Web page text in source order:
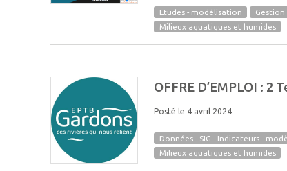
Etudes - modélisation
Milieux aquatiques et humides
OFFRE D’EMPLOI : 2
Posté le 4 avril 2024
Données - SIG - Indicateurs -
Milieux aquatiques et humides